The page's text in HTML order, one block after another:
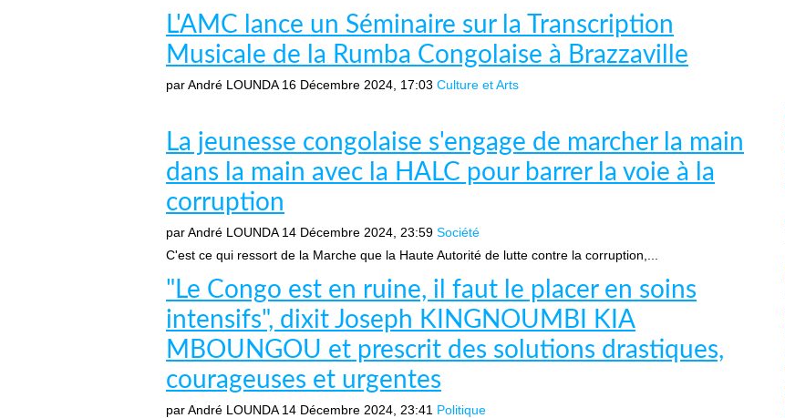
L'AMC lance un Séminaire sur la Transcription
Musicale de la Rumba Congolaise à Brazzaville
par André LOUNDA 16 Décembre 2024, 17:03 Culture et Arts
La jeunesse congolaise s'engage de marcher la main
dans la main avec la HALC pour barrer la voie à la
corruption
par André LOUNDA 14 Décembre 2024, 23:59 Société
C'est ce qui ressort de la Marche que la Haute Autorité de lutte contre la corruption,...
"Le Congo est en ruine, il faut le placer en soins
intensifs", dixit Joseph KINGNOUMBI KIA
MBOUNGOU et prescrit des solutions drastiques,
courageuses et urgentes
par André LOUNDA 14 Décembre 2024, 23:41 Politique